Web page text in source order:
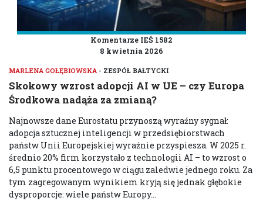
Komentarze IEŚ 1582
8 kwietnia 2026
MARLENA GOŁĘBIOWSKA - ZESPÓŁ BAŁTYCKI
Skokowy wzrost adopcji AI w UE – czy Europa
Środkowa nadąża za zmianą?
Najnowsze dane Eurostatu przynoszą wyraźny sygnał:
adopcja sztucznej inteligencji w przedsiębiorstwach
państw Unii Europejskiej wyraźnie przyspiesza. W 2025 r.
średnio 20% firm korzystało z technologii AI – to wzrost o
6,5 punktu procentowego w ciągu zaledwie jednego roku. Za
tym zagregowanym wynikiem kryją się jednak głębokie
dysproporcje: wiele państw Europy...